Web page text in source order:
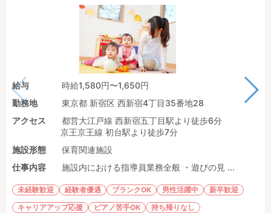
給与
時給1,580円〜1,650円
勤務地
東京都 新宿区 西新宿4丁目35番地28
アクセス
都営大江戸線 西新宿五丁目駅より徒歩6分
京王京王線 初台駅より徒歩7分
施設形態
保育関連施設
仕事内容
施設内における指導員業務全般 ・遊びの見 ...
未経験歓迎 経験者優遇 ブランクOK 男性活躍中
新卒歓迎
キャリアアップ応援
ピアノ苦手OK 持ち帰りなし